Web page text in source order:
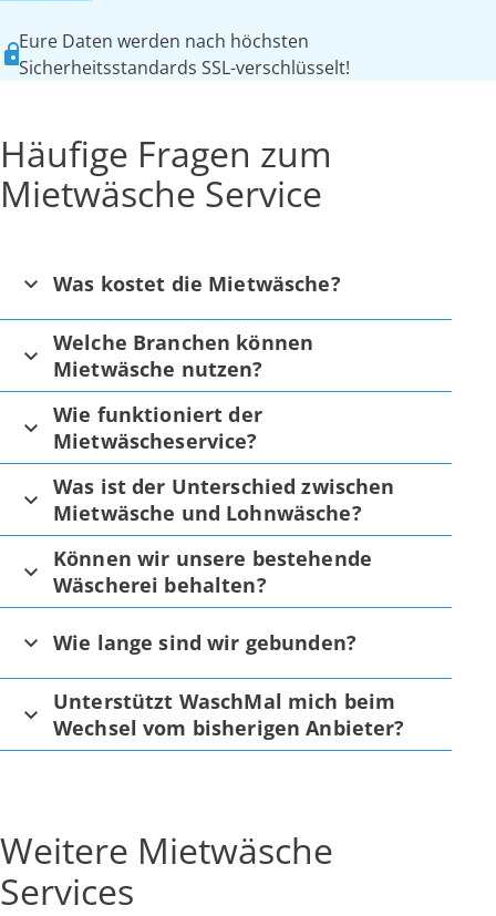
Eure Daten werden nach höchsten
Sicherheitsstandards SSL-verschlüsselt!
Häufige Fragen zum
Mietwäsche Service
Was kostet die Mietwäsche?
Welche Branchen können
Mietwäsche nutzen?
Wie funktioniert der
Mietwäscheservice?
Was ist der Unterschied zwischen
Mietwäsche und Lohnwäsche?
Können wir unsere bestehende
Wäscherei behalten?
Wie lange sind wir gebunden?
Unterstützt WaschMal mich beim
Wechsel vom bisherigen Anbieter?
Weitere Mietwäsche
Services